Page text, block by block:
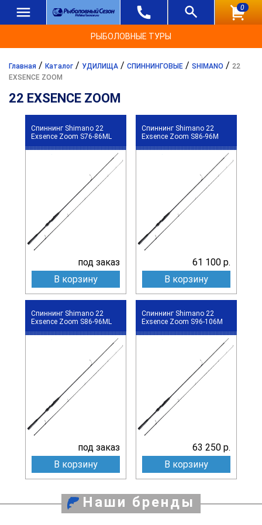
0
РЫБОЛОВНЫЕ ТУРЫ
Главная / Каталог / УДИЛИЩА / СПИННИНГОВЫЕ / SHIMANO / 22
EXSENCE ZOOM
22 EXSENCE ZOOM
Спиннинг Shimano 22
Exsence Zoom S76-86ML
под заказ
В корзину
Спиннинг Shimano 22
Exsence Zoom S86-96M
61 100 р.
В корзину
Спиннинг Shimano 22
Exsence Zoom S86-96ML
под заказ
В корзину
Спиннинг Shimano 22
Exsence Zoom S96-106M
63 250 р.
В корзину
Наши бренды